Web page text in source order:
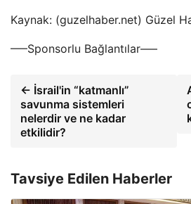
Kaynak: (guzelhaber.net) Güzel
—–Sponsorlu Bağlantılar—–
← İsrail'in “katmanlı”
savunma sistemleri
nelerdir ve ne kadar
etkilidir?
Tavsiye Edilen Haberler